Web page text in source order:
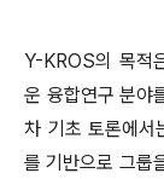
Y-KROS의 목적
운 융합연구 분야
차 기초 토론에서
를 기반으로 그룹